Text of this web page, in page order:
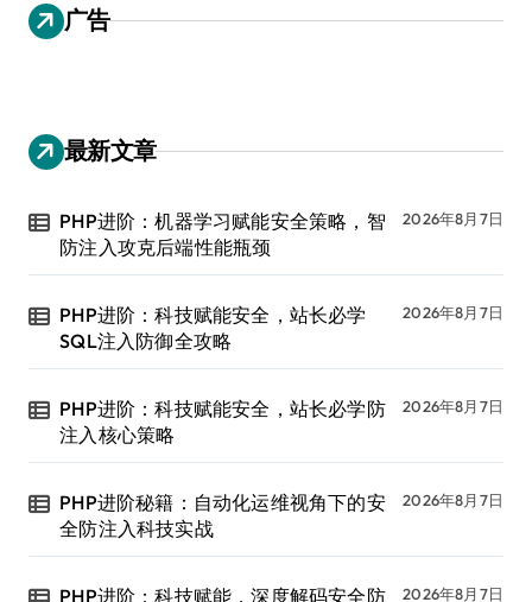
广告
最新文章
PHP进阶：机器学习赋能安全策略，智
防注入攻克后端性能瓶颈
2026年8月7日
PHP进阶：科技赋能安全，站长必学
SQL注入防御全攻略
2026年8月7日
PHP进阶：科技赋能安全，站长必学防
注入核心策略
2026年8月7日
PHP进阶秘籍：自动化运维视角下的安
全防注入科技实战
2026年8月7日
PHP进阶：科技赋能，深度解码安全防
2026年8月7日